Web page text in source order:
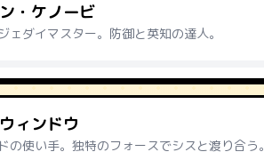
・ケノービ
ェダイマスター。防御と英知の達人。
ィンドウ
の使い手。独特のフォースでシスと渡り合う。